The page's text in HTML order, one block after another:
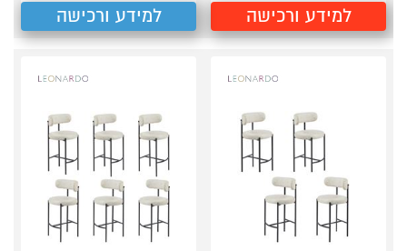
למידע ורכישה למידע ורכישה